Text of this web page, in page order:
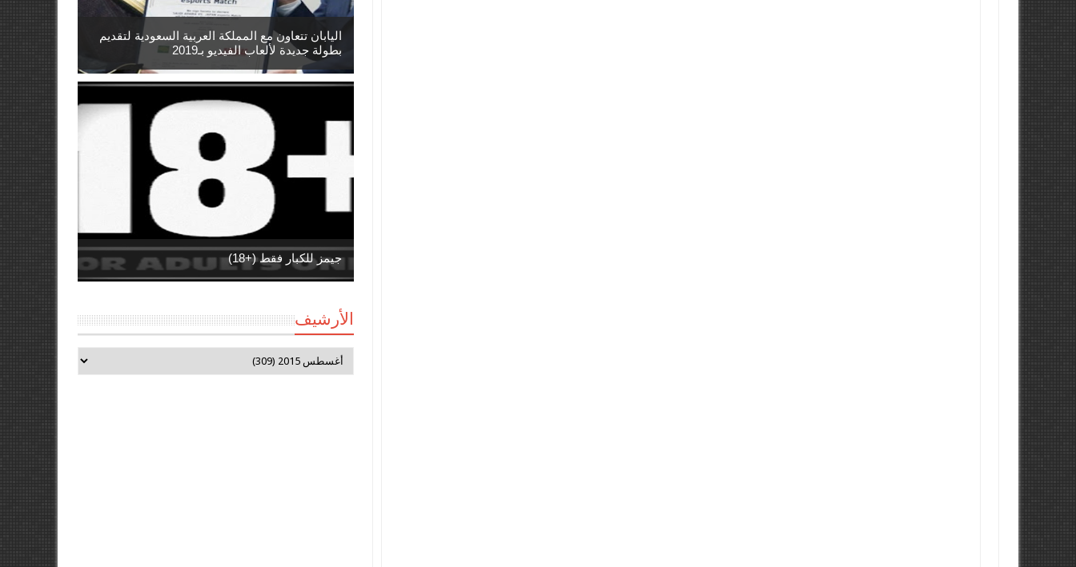
اليابان تتعاون مع المملكة العربية السعودية لتقديم
بطولة جديدة لألعاب الفيديو بـ2019
جيمز للكبار فقط (+18)
الأرشيف